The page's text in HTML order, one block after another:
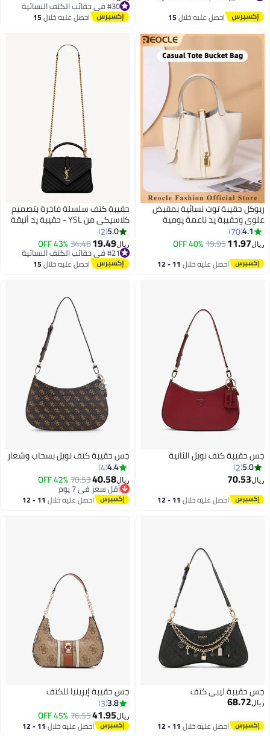
احصل عليه خلال15
أقل سعر في السنة
#30 في حقائب الكتف النسائية احصل عليه خلال15
ريوكل حقيبة توت نسائية بمقبض
علوي وحقيبة يد ناعمة يومية
كاجوال حقيبة جلدية أنيقة بتصميم
قفل أنيق
4.1
70
ريال11.97
19.95
40% OFF
احصل عليه خلال 11 - 12
3
حقيبة كتف سلسلة فاخرة بتصميم
كلاسيكي من YSL - حقيبة يد أنيقة
بغطاء مع لمسة جلدية فاخرة
5.0
2
ريال19.49
34.48
43% OFF
#21 في حقائب الكتف النسائية
#21 في حقائب الكتف النسائية احصل عليه خلال15
جس حقيبة كتف نويل الثانية
5.0
2
ريال70.53
احصل عليه خلال 11 - 12
جس حقيبة كتف نويل بسحاب وشعار
4.4
4
ريال40.58
70.53
42% OFF
أقل سعر في 7 يوم
أقل سعر في 7 يوماحصل عليه خلال 11 - 12
جس حقيبة ليبي كتف
ريال68.72
احصل عليه خلال 11 - 12
2
جس حقيبة إيرينيا للكتف
3.8
3
ريال41.95
76.55
45% OFF
احصل عليه خلال 11 - 12